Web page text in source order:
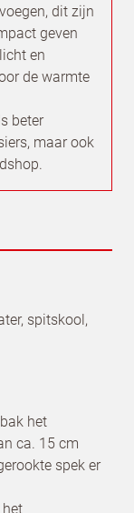
dit zijn
geven
en
de warmte
beter
maar ook
spitskool,
het
ca. 15 cm
spek er
het
de
en